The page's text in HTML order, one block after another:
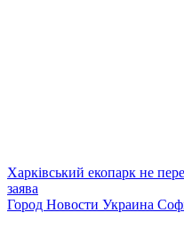
Харківський екопарк не
заява
Город Новости Украина